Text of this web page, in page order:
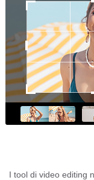
I tool di video editing